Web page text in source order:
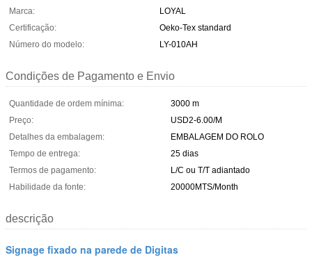
Marca:
LOYAL
Certificação:
Oeko-Tex standard
Número do modelo:
LY-010AH
Condições de Pagamento e Envio
Quantidade de ordem mínima:
3000 m
Preço:
USD2-6.00/M
Detalhes da embalagem:
EMBALAGEM DO ROLO
Tempo de entrega:
25 dias
Termos de pagamento:
L/C ou T/T adiantado
Habilidade da fonte:
20000MTS/Month
descrição
Signage fixado na parede de Digitas